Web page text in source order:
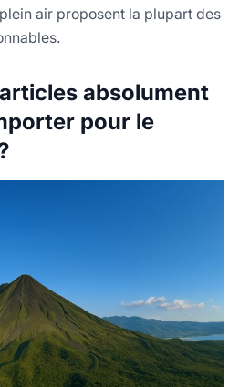
air proposent la plupart des
absolument
pour le